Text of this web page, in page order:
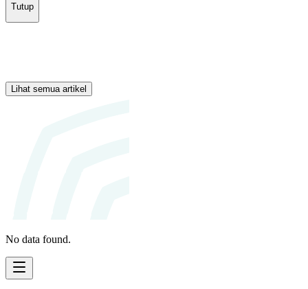
Tutup
Lihat semua artikel
No data found.